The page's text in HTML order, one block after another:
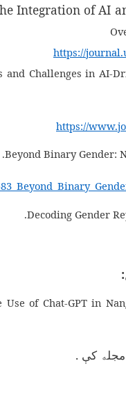
Integration of AI
https://
and Challenges in AI-
https://
Beyond Binary Gender:
Decoding Gender
Use of Chat-GPT in
ه کې .